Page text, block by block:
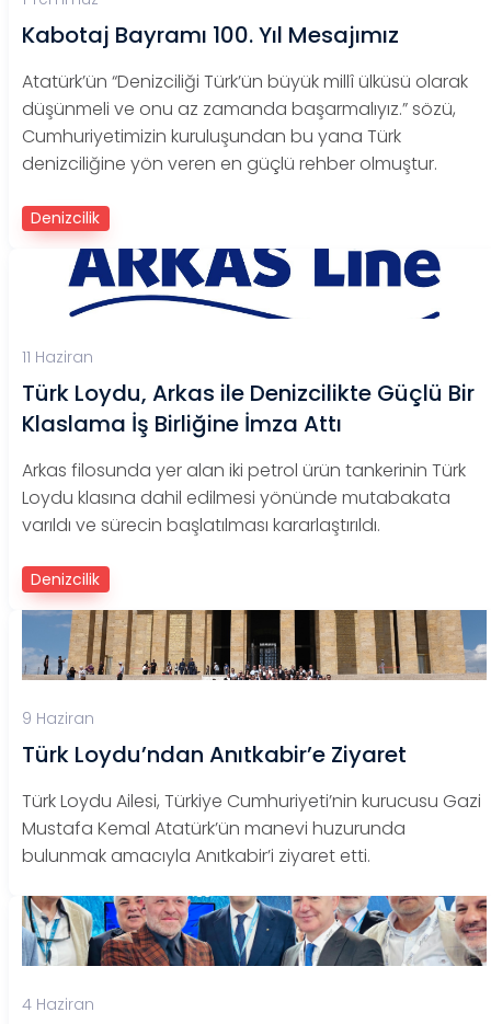
Kabotaj Bayramı 100. Yıl Mesajımız
Atatürk’ün “Denizciliği Türk’ün büyük millî ülküsü olarak
düşünmeli ve onu az zamanda başarmalıyız.” sözü,
Cumhuriyetimizin kuruluşundan bu yana Türk
denizciliğine yön veren en güçlü rehber olmuştur.
Denizcilik
11 Haziran
Türk Loydu, Arkas ile Denizcilikte Güçlü Bir
Klaslama İş Birliğine İmza Attı
Arkas filosunda yer alan iki petrol ürün tankerinin Türk
Loydu klasına dahil edilmesi yönünde mutabakata
varıldı ve sürecin başlatılması kararlaştırıldı.
Denizcilik
9 Haziran
Türk Loydu’ndan Anıtkabir’e Ziyaret
Türk Loydu Ailesi, Türkiye Cumhuriyeti’nin kurucusu Gazi
Mustafa Kemal Atatürk’ün manevi huzurunda
bulunmak amacıyla Anıtkabir’i ziyaret etti.
4 Haziran